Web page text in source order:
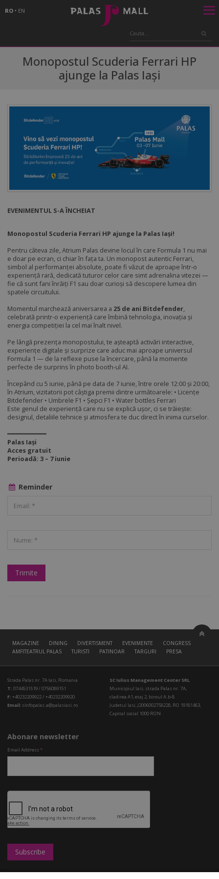
RO • EN
Monopostul Scuderia Ferrari HP
ajunge la Palas Iași
EVENIMENTUL S-A ÎNCHEIAT
Monopostul Scuderia Ferrari HP ajunge la Palas Iași!
Pentru câteva zile, Atrium Palas devine locul în care Formula 1 nu mai
e doar pe ecran, ci chiar în fața ta. Un monopost autentic Ferrari,
simbol al performanței absolute, poate fi văzut de aproape într-o
experiență rară, dedicată tuturor celor care simt adrenalina vitezei —
fie că sunt fani înrăiți F1 sau doar curioși să descopere lumea din
spatele circuitului.
Momentul marchează aniversarea a 25 de ani Bitdefender,
celebrată printr-o experiență care îmbină tehnologia, inovația și
energia competiției la cel mai înalt nivel.
Pe lângă prezența monopostului, te așteaptă activări interactive,
experiențe digitale și surprize care aduc mai aproape universul
Formula 1 — de la reflexe puse la încercare, până la momente
perfecte de surprins în photo booth-ul AI.
Începând cu 5 iunie, până pe data de 7 iunie, între orele 12:00 și 20:00,
în Atrium, vizitatorii pot câștiga premii dintre următoarele: • Licențe
Bitdefender • Umbrele F1 • Șepci F1 • Water bottles Ferrari
Este genul de experiență care nu se explică ușor, ci se trăiește:
designul, detaliile tehnice și atmosfera te duc direct în inima curselor.
━━━━━━━━━━
Palas Iași
Acces gratuit
Perioadă: 3 – 7 iunie
Reminder
MAGAZINE DINING DIVERTISMENT EVENIMENTE
CONGRESS HALL
AMFITEATRUL PALAS
TURISTI PATINOAR TARGURI PRESA
Strada Palas nr. 7A Iasi, Romania
T: 0744531519 / 0756089151
F: +40232209922 / +40232209920
Email: cinfopalas.a@palasiasi.ro
SC Iulius Management Center SRL
Municipiul Iasi, strada Palas nr. 7A,
cladirea A1, etaj 2, biroul A.b-8
Judetul Iasi, J2006002758228, RO 19181463,
Capital social 1000 RON
Abonare newsletter
Email Address*